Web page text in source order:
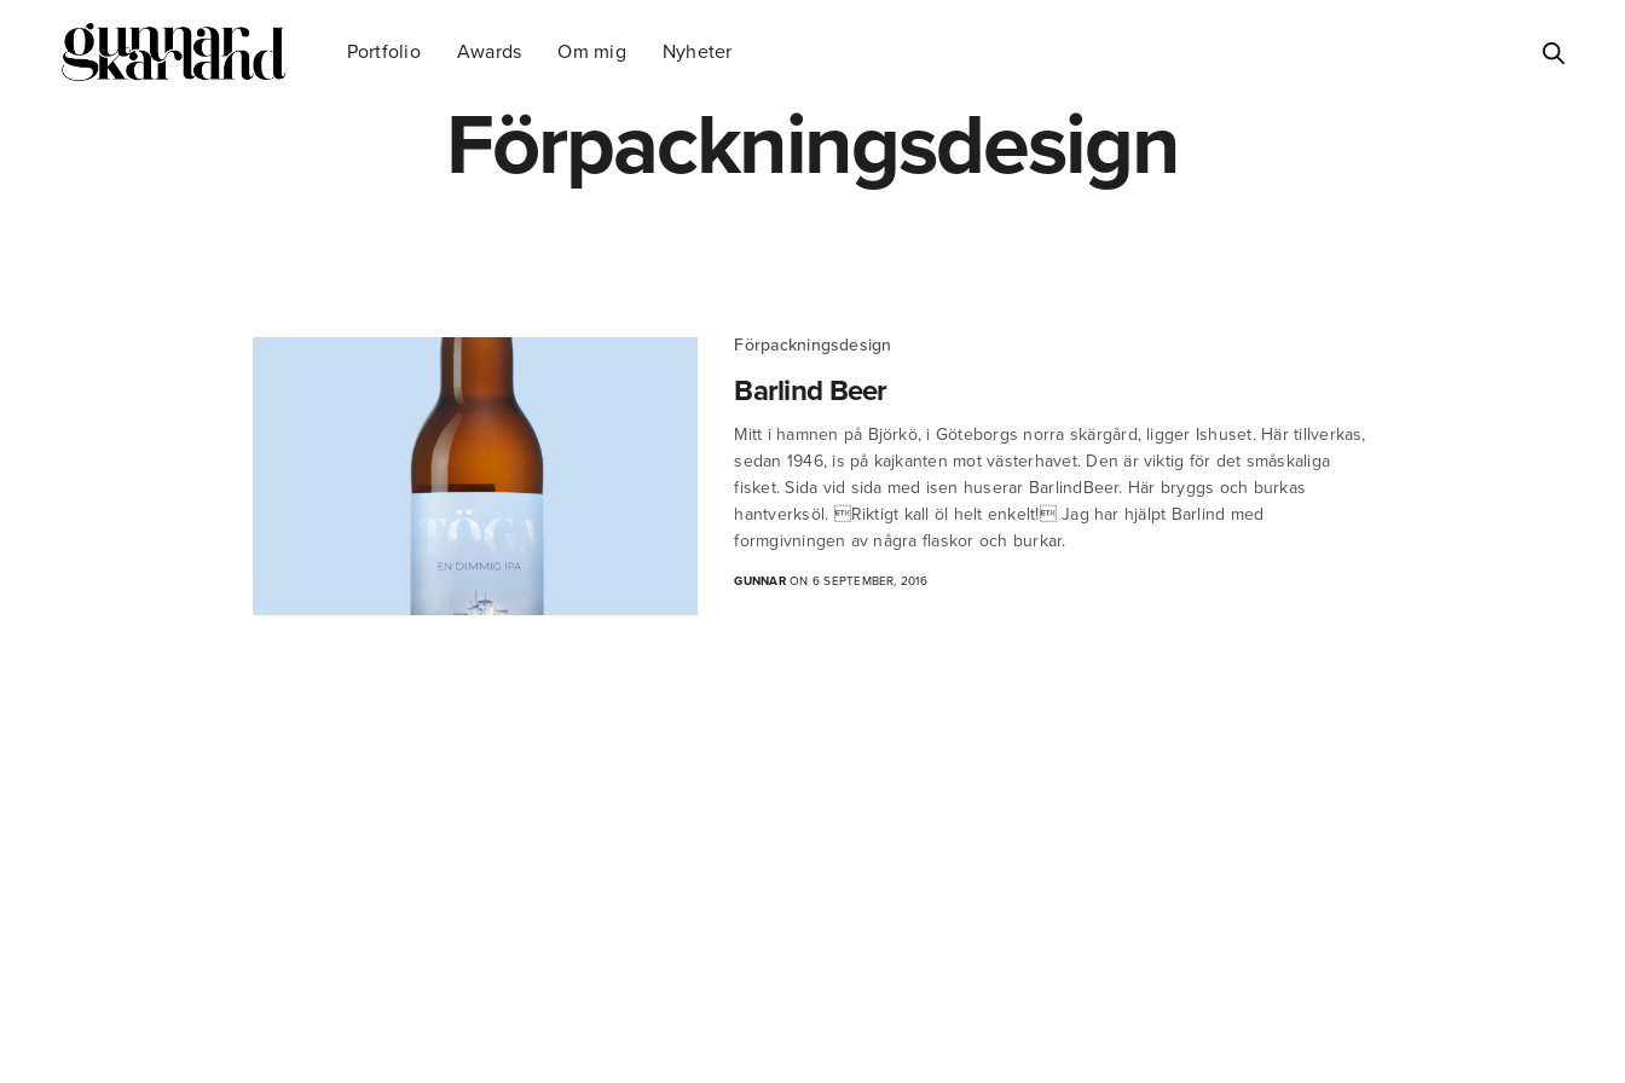
Portfolio Awards Om mig Nyheter
Förpackningsdesign
Förpackningsdesign
Barlind Beer
Mitt i hamnen på Björkö, i Göteborgs norra skärgård, ligger Ishuset. Här tillverkas,
sedan 1946, is på kajkanten mot västerhavet. Den är viktig för det småskaliga
fisket. Sida vid sida med isen huserar BarlindBeer. Här bryggs och burkas
hantverksöl. Riktigt kall öl helt enkelt! Jag har hjälpt Barlind med
formgivningen av några flaskor och burkar.
GUNNARON 6 SEPTEMBER, 2016